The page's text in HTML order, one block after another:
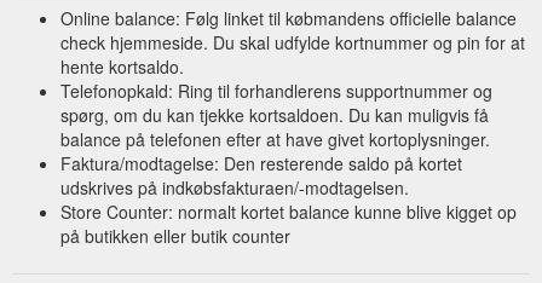
Online balance: Følg linket til købmandens officielle balance
check hjemmeside. Du skal udfylde kortnummer og pin for at
hente kortsaldo.
Telefonopkald: Ring til forhandlerens supportnummer og
spørg, om du kan tjekke kortsaldoen. Du kan muligvis få
balance på telefonen efter at have givet kortoplysninger.
Faktura/modtagelse: Den resterende saldo på kortet
udskrives på indkøbsfakturaen/-modtagelsen.
Store Counter: normalt kortet balance kunne blive kigget op
på butikken eller butik counter